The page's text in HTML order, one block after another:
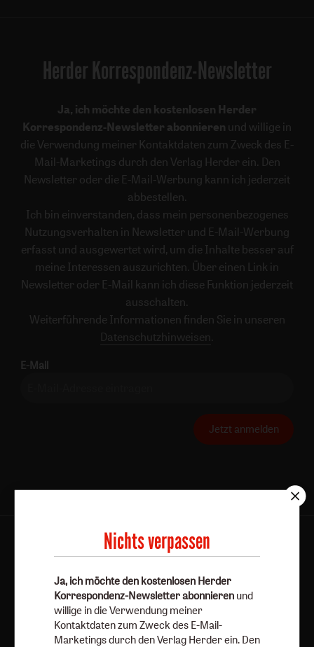
Herder Korrespondenz-Newsletter
Ja, ich möchte den kostenlosen Herder
Korrespondenz-Newsletter abonnieren und willige in
die Verwendung meiner Kontaktdaten zum Zweck des E-
Mail-Marketings durch den Verlag Herder ein. Den
Newsletter oder die E-Mail-Werbung kann ich jederzeit
abbestellen.
Ich bin einverstanden, dass mein personenbezogenes
Nutzungsverhalten in Newsletter und E-Mail-Werbung
erfasst und ausgewertet wird, um die Inhalte besser auf
meine Interessen auszurichten. Über einen Link in
Newsletter oder E-Mail kann ich diese Funktion jederzeit
ausschalten.
Weiterführende Informationen finden Sie in unseren
Datenschutzhinweisen .
E-Mail
Jetzt anmelden
AGB und Widerrufsbelehrung
Datenschutz
Vertrag widerrufen Abo online kündigen
Nichts verpassen
Ja, ich möchte den kostenlosen Herder
Korrespondenz-Newsletter abonnieren und
willige in die Verwendung meiner
Kontaktdaten zum Zweck des E-Mail-
Marketings durch den Verlag Herder ein. Den